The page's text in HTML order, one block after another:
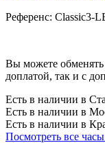
Референс: Classic3-
Вы можете
доплатой, так и с
Есть в наличии в
Есть в наличии в
Есть в наличии в
Посмотреть все